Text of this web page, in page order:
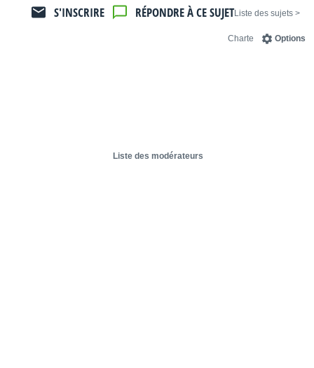
< Liste des sujets
RÉPONDRE À CE SUJET
S'INSCRIRE
Options
Charte
Liste des modérateurs